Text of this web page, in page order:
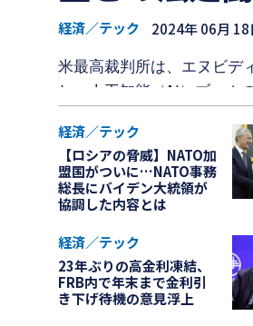
経済／テック 2024年 06月 18
米最高裁判所は、エヌビデ
し、人工知能（AI）ブーム
エヌビディアの最高経営責
アに対する株主の集団訴訟
受け入れたことを一斉に報道した。 この訴訟は、スウェ
ホルムに本社を置く投資管
が主導したもので、エヌビデ
理会社のE.オーマン・ジェ
ヌビディアが売上の相当な
公表し、証券取引法を違
経済／テック
【ロシアの脅威】NATO加
盟国がついに…NATO事務
総長にバイデン大統領が
協調した内容とは
経済／テック
23年ぶりの高金利凍結、
FRB内で年末まで金利引
き下げ待機の意見浮上